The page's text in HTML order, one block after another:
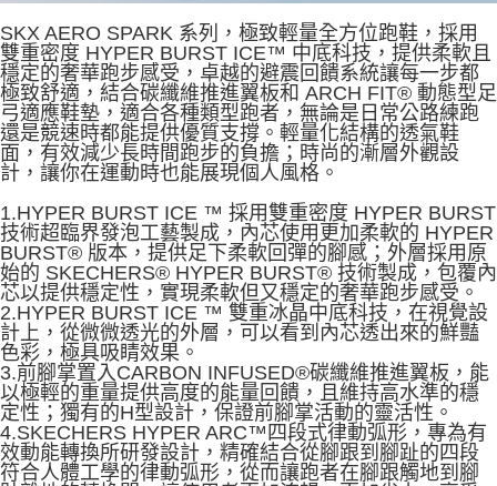
SKX AERO SPARK 系列，極致輕量全方位跑鞋，採用
雙重密度 HYPER BURST ICE™ 中底科技，提供柔軟且
穩定的奢華跑步感受，卓越的避震回饋系統讓每一步都
極致舒適，結合碳纖維推進翼板和 ARCH FIT® 動態型足
弓適應鞋墊，適合各種類型跑者，無論是日常公路練跑
還是競速時都能提供優質支撐。輕量化結構的透氣鞋
面，有效減少長時間跑步的負擔；時尚的漸層外觀設
計，讓你在運動時也能展現個人風格。
1.HYPER BURST ICE ™ 採用雙重密度 HYPER BURST
技術超臨界發泡工藝製成，內芯使用更加柔軟的 HYPER
BURST® 版本，提供足下柔軟回彈的腳感；外層採用原
始的 SKECHERS® HYPER BURST® 技術製成，包覆內
芯以提供穩定性，實現柔軟但又穩定的奢華跑步感受。
2.HYPER BURST ICE ™ 雙重冰晶中底科技，在視覺設
計上，從微微透光的外層，可以看到內芯透出來的鮮豔
色彩，極具吸睛效果。
3.前腳掌置入CARBON INFUSED®碳纖維推進翼板，能
以極輕的重量提供高度的能量回饋，且維持高水準的穩
定性；獨有的H型設計，保證前腳掌活動的靈活性。
4.SKECHERS HYPER ARC™四段式律動弧形，專為有
效動能轉換所研發設計，精確結合從腳跟到腳趾的四段
符合人體工學的律動弧形，從而讓跑者在腳跟觸地到腳